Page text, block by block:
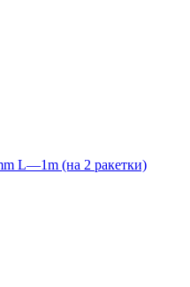
L—1m (на 2 ракетки)